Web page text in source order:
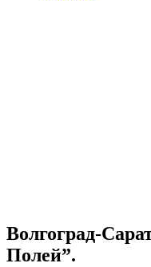
Волгоград-
Полей”.